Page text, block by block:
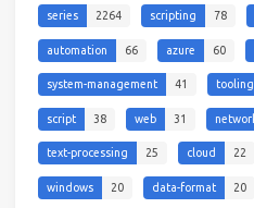
series 2264 scripting 78
automation 66 azure 60
system-management 41 tooling
script 38 web 31
text-processing 25 cloud 22
windows 20 data-format 20